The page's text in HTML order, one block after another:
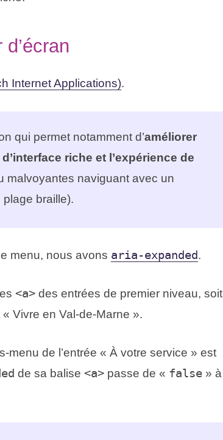
Internet Applications).
qui permet notamment d’améliorer
riche et l’expérience de
malvoyantes naviguant avec un
plage braille).
menu, nous avons aria-expanded.
<a>des entrées de premier niveau, soit
Vivre en Val-de-Marne ».
de l’entrée « À votre service » est
de sa balise <a>passe de « false» à